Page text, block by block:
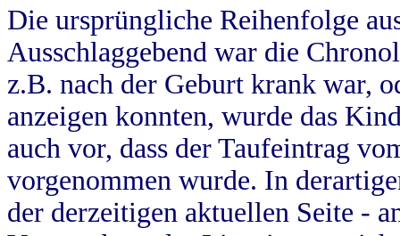
Die ursprüngliche Reihenfolge
Ausschlaggebend war die
z.B. nach der Geburt krank war,
anzeigen konnten, wurde das
auch vor, dass der Taufeintrag
vorgenommen wurde. In
der derzeitigen aktuellen Seite -